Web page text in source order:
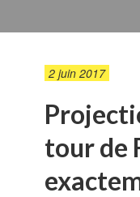
2 juin 2017
tour de